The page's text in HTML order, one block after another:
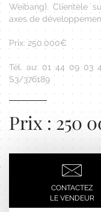
Weibang). Clientèle
axes de
Prix: 250.000€
Tél. au: 01 44 09 03
S3/376189
Prix : 250
CONTACTEZ
LE VENDEUR